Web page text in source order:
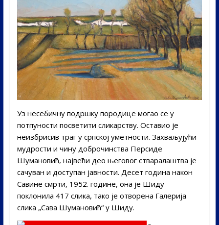
Уз несебичну подршку породице могао се у
потпуности посветити сликарству. Оставио је
неизбрисив траг у српској уметности. Захваљујући
мудрости и чину доброчинства Персиде
Шумановић, највећи део његовог стваралаштва је
сачуван и доступан јавности. Десет година након
Савине смрти, 1952. године, она је Шиду
поклонила 417 слика, тако је отворена Галерија
слика „Сава Шумановић“ у Шиду.